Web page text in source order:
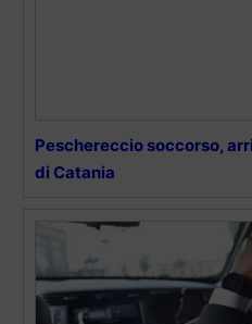
Peschereccio soccorso,
di Catania